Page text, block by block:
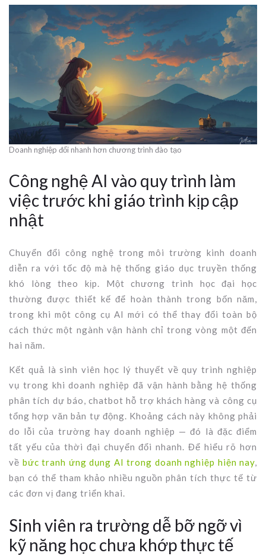
Doanh nghiệp đổi nhanh hơn chương trình đào tạo
Công nghệ AI vào quy trình làm
việc trước khi giáo trình kịp cập
nhật
Chuyển đổi công nghệ trong môi trường kinh doanh
diễn ra với tốc độ mà hệ thống giáo dục truyền thống
khó lòng theo kịp. Một chương trình học đại học
thường được thiết kế để hoàn thành trong bốn năm,
trong khi một công cụ AI mới có thể thay đổi toàn bộ
cách thức một ngành vận hành chỉ trong vòng một đến
hai năm.
Kết quả là sinh viên học lý thuyết về quy trình nghiệp
vụ trong khi doanh nghiệp đã vận hành bằng hệ thống
phân tích dự báo, chatbot hỗ trợ khách hàng và công cụ
tổng hợp văn bản tự động. Khoảng cách này không phải
do lỗi của trường hay doanh nghiệp — đó là đặc điểm
tất yếu của thời đại chuyển đổi nhanh. Để hiểu rõ hơn
về bức tranh ứng dụng AI trong doanh nghiệp hiện nay,
bạn có thể tham khảo nhiều nguồn phân tích thực tế từ
các đơn vị đang triển khai.
Sinh viên ra trường dễ bỡ ngỡ vì
kỹ năng học chưa khớp thực tế